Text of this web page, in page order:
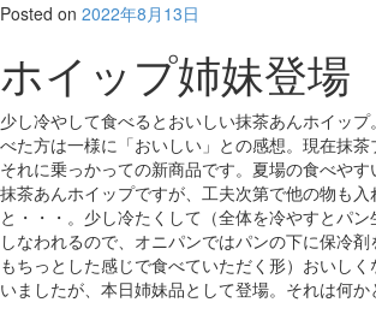
Posted on 2022年8月13日
ホイップ姉妹登場
少し冷やして食べるとおいしい抹茶あんホイッ
べた方は一様に「おいしい」との感想。現在抹茶
それに乗っかっての新商品です。夏場の食べや
抹茶あんホイップですが、工夫次第で他の物も入
と・・・。少し冷たくして（全体を冷やすとパ
しなわれるので、オニパンではパンの下に保冷
もちっとした感じで食べていただく形）おいし
いましたが、本日姉妹品として登場。それは何か